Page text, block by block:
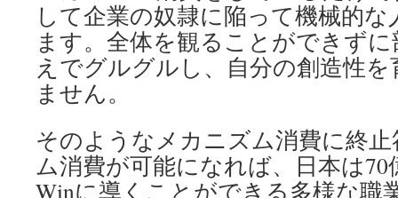
して企業の奴隷に陥って機械的
ます。全体を観ることができず
えでグルグルし、自分の創造性
ません。
そのようなメカニズム消費に終
ム消費が可能になれば、日本は70
Winに導くことができる多様な職